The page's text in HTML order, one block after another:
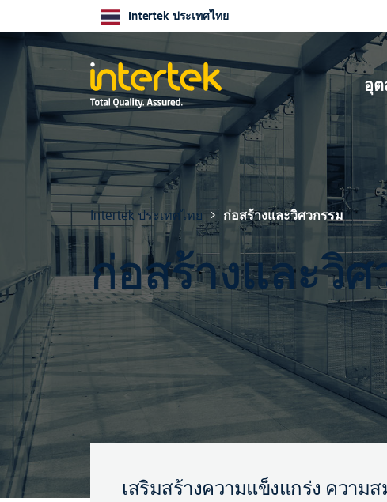
อุ
Intertek ประเทศไทย
Intertek ประเทศไทย ก่อสร้างและวิศวกรรม
ก่อสร้างและวิศ
เสริมสร้างความแข็งแกร่ง ความ